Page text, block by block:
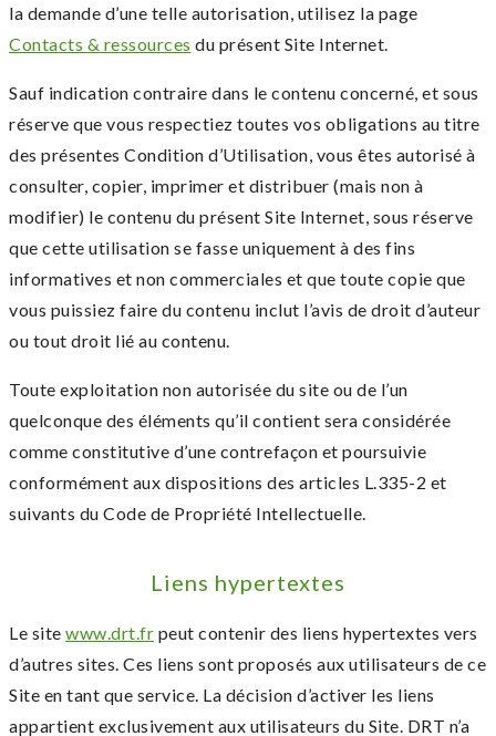
la demande d’une telle autorisation, utilisez la page
Contacts & ressources du présent Site Internet.
Sauf indication contraire dans le contenu concerné, et sous
réserve que vous respectiez toutes vos obligations au titre
des présentes Condition d’Utilisation, vous êtes autorisé à
consulter, copier, imprimer et distribuer (mais non à
modifier) le contenu du présent Site Internet, sous réserve
que cette utilisation se fasse uniquement à des fins
informatives et non commerciales et que toute copie que
vous puissiez faire du contenu inclut l’avis de droit d’auteur
ou tout droit lié au contenu.
Toute exploitation non autorisée du site ou de l’un
quelconque des éléments qu’il contient sera considérée
comme constitutive d’une contrefaçon et poursuivie
conformément aux dispositions des articles L.335-2 et
suivants du Code de Propriété Intellectuelle.
Liens hypertextes
Le site www.drt.fr peut contenir des liens hypertextes vers
d’autres sites. Ces liens sont proposés aux utilisateurs de ce
Site en tant que service. La décision d’activer les liens
appartient exclusivement aux utilisateurs du Site. DRT n’a